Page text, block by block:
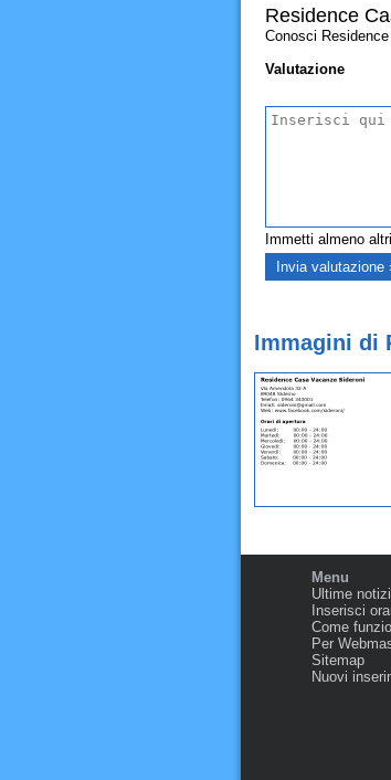
Residence
Conosci
Valutazione
Immetti almeno altri
Immagini di
Menu
Ultime
Inserisci
Come
Per
Sitemap
Nuovi